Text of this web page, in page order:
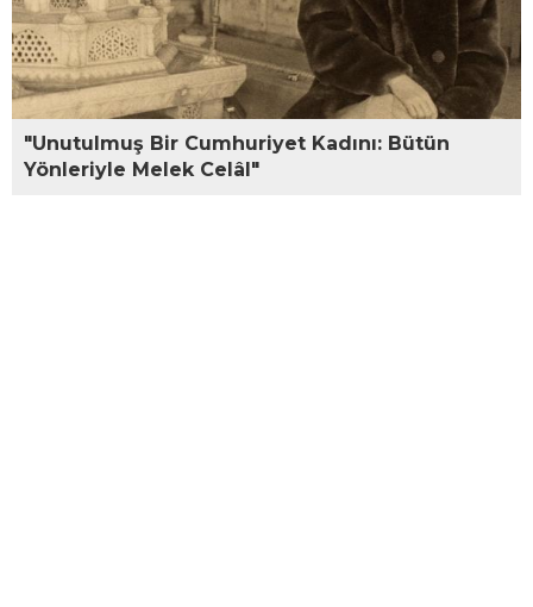
"Unutulmuş Bir Cumhuriyet Kadını: Bütün
Yönleriyle Melek Celâl"